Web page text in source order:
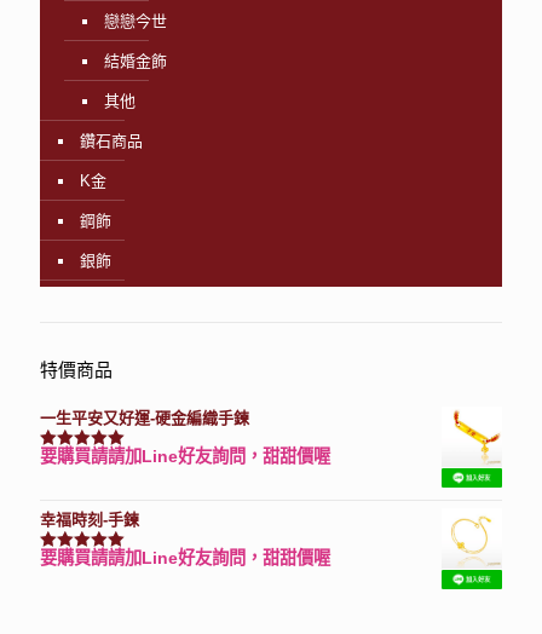
戀戀今世
結婚金飾
其他
鑽石商品
K金
鋼飾
銀飾
特價商品
一生平安又好運-硬金編織手鍊
評分7740滿分 5
要購買請請加Line好友詢問，甜甜價喔
幸福時刻-手鍊
評分3150滿分 5
要購買請請加Line好友詢問，甜甜價喔